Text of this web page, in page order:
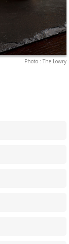
Photo : The Lowry